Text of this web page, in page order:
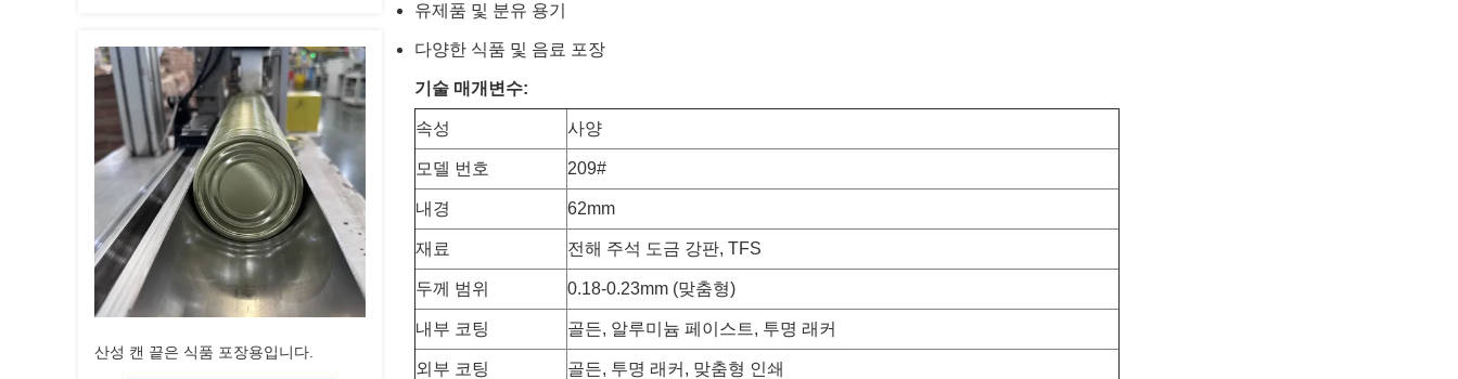
산성 캔 끝은 식품 포장용입니다.
유제품 및 분유 용기
다양한 식품 및 음료 포장
기술 매개변수:
속성 사양
모델 번호 209#
내경 62mm
재료 전해 주석 도금 강판, TFS
두께 범위 0.18-0.23mm (맞춤형)
내부 코팅 골든, 알루미늄 페이스트, 투명 래커
외부 코팅 골든, 투명 래커, 맞춤형 인쇄